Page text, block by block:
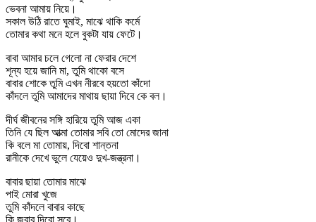
ভেবনা আমায় নিয়ে।
সকাল উঠি রাতে ঘুমাই, মাঝে থাকি কর্মে
তোমার কথা মনে হলে বুকটা যায় ফেটে।
বাবা আমার চলে গেলো না ফেরার দেশে
শূন্য হয়ে জানি মা, তুমি থাকো বসে
বাবার শোকে তুমি এখন নীরবে হয়তো কাঁদো
কাঁদলে তুমি আমাদের মাথায় ছায়া দিবে কে বল।
দীর্ঘ জীবনের সঙ্গি হারিয়ে তুমি আজ একা
তিনি যে ছিল আত্মা তোমার সবি তো মোদের জানা
কি বলে মা তোমায়, দিবো শান্তনা
রানীকে দেখে ভুলে যেয়েও দুখ-জন্ত্রনা।
বাবার ছায়া তোমার মাঝে
পাই মোরা খুজে
তুমি কাঁদলে বাবার কাছে
কি জবাব দিবো সবে।